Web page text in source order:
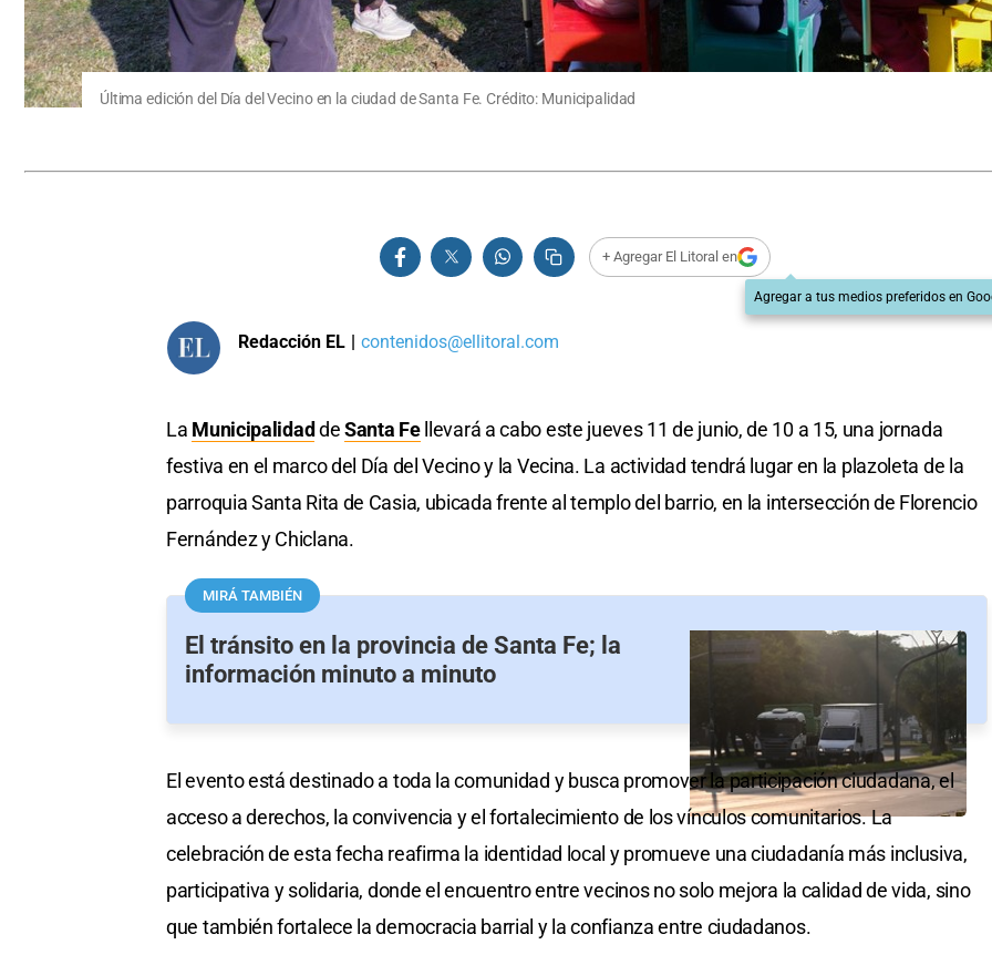
Última edición del Día del Vecino en la ciudad de Santa Fe. Crédito: Municipalidad
+ Agregar El Litoral en
Agregar a tus medios preferidos en
Redacción EL | contenidos@ellitoral.com
La Municipalidad deSanta Fellevará a cabo este jueves 11 de junio, de 10 a 15, una jornada
festiva en el marco del Día del Vecino y la Vecina. La actividad tendrá lugar en la plazoleta de la
parroquia Santa Rita de Casia, ubicada frente al templo del barrio, en la intersección de Florencio
Fernández y Chiclana.
MIRÁ TAMBIÉN
El tránsito en la provincia de Santa Fe; la
información minuto a minuto
El evento está destinado a toda la comunidad y busca promover la participación ciudadana, el
acceso a derechos, la convivencia y el fortalecimiento de los vínculos comunitarios. La
celebración de esta fecha reafirma la identidad local y promueve una ciudadanía más inclusiva,
participativa y solidaria, donde el encuentro entre vecinos no solo mejora la calidad de vida, sino
que también fortalece la democracia barrial y la confianza entre ciudadanos.